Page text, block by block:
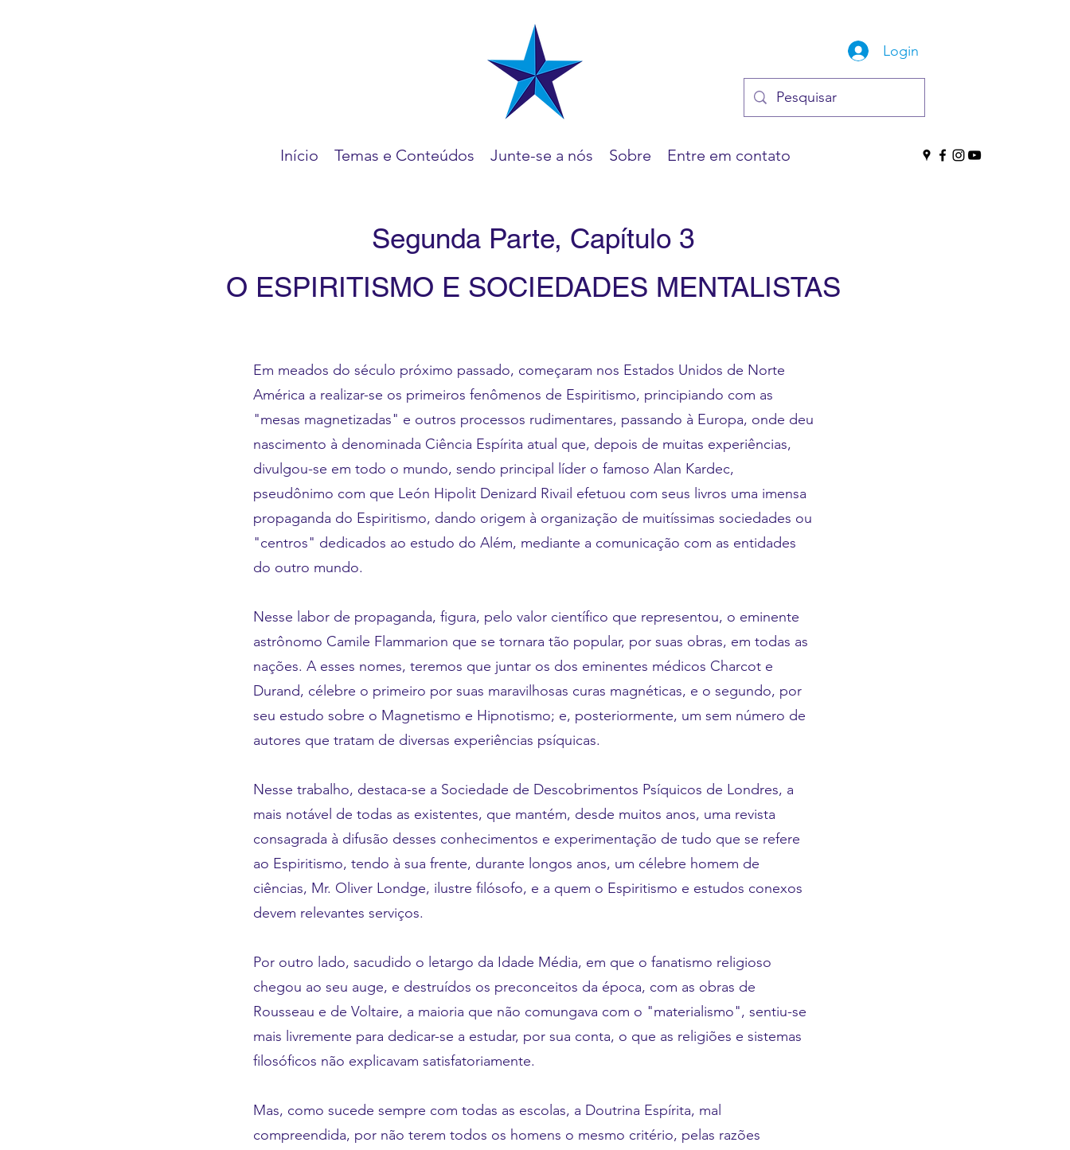
Login
Início Temas e Conteúdos Junte-se a nós Sobre Entre em contato
Segunda Parte, Capítulo 3
O ESPIRITISMO E SOCIEDADES MENTALISTAS
Em meados do século próximo passado, começaram nos Estados Unidos de Norte
América a realizar-se os primeiros fenômenos de Espiritismo, principiando com as
"mesas magnetizadas" e outros processos rudimentares, passando à Europa, onde deu
nascimento à denominada Ciência Espírita atual que, depois de muitas experiências,
divulgou-se em todo o mundo, sendo principal líder o famoso Alan Kardec,
pseudônimo com que León Hipolit Denizard Rivail efetuou com seus livros uma imensa
propaganda do Espiritismo, dando origem à organização de muitíssimas sociedades ou
"centros" dedicados ao estudo do Além, mediante a comunicação com as entidades
do outro mundo.
Nesse labor de propaganda, figura, pelo valor científico que representou, o eminente
astrônomo Camile Flammarion que se tornara tão popular, por suas obras, em todas as
nações. A esses nomes, teremos que juntar os dos eminentes médicos Charcot e
Durand, célebre o primeiro por suas maravilhosas curas magnéticas, e o segundo, por
seu estudo sobre o Magnetismo e Hipnotismo; e, posteriormente, um sem número de
autores que tratam de diversas experiências psíquicas.
Nesse trabalho, destaca-se a Sociedade de Descobrimentos Psíquicos de Londres, a
mais notável de todas as existentes, que mantém, desde muitos anos, uma revista
consagrada à difusão desses conhecimentos e experimentação de tudo que se refere
ao Espiritismo, tendo à sua frente, durante longos anos, um célebre homem de
ciências, Mr. Oliver Londge, ilustre filósofo, e a quem o Espiritismo e estudos conexos
devem relevantes serviços.
Por outro lado, sacudido o letargo da Idade Média, em que o fanatismo religioso
chegou ao seu auge, e destruídos os preconceitos da época, com as obras de
Rousseau e de Voltaire, a maioria que não comungava com o "materialismo", sentiu-se
mais livremente para dedicar-se a estudar, por sua conta, o que as religiões e sistemas
filosóficos não explicavam satisfatoriamente.
Mas, como sucede sempre com todas as escolas, a Doutrina Espírita, mal
compreendida, por não terem todos os homens o mesmo critério, pelas razões